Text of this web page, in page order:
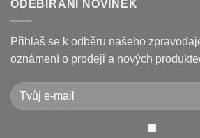
Xiaomi
Pro
a
jak
je
s
vyměnit
pneumatiku
na
elektrokoloběžce
(8.5″
vs
10″,
duše
ODEBÍRÁNÍ NOVINEK
Přihlaš se k odběru našeho
oznámení o prodeji a nových